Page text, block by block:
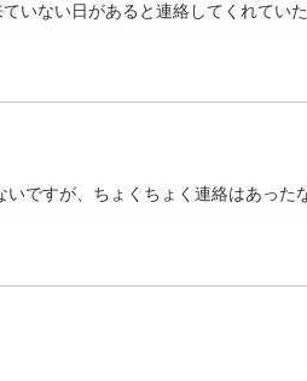
いない日があると連絡してくれていた
ですが、ちょくちょく連絡はあった